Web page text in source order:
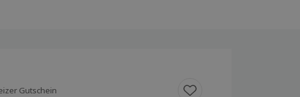
Gutschein